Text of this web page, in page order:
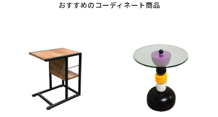
おすすめのコーディネート商品